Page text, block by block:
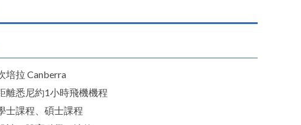
培拉 Canberra
離悉尼約1小時飛機機程
士課程、碩士課程